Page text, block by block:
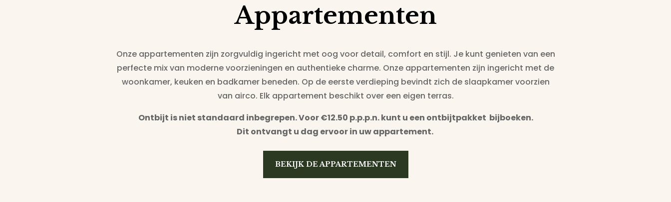
Appartementen
Onze appartementen zijn zorgvuldig ingericht met oog voor detail, comfort en stijl. Je kunt genieten van een
perfecte mix van moderne voorzieningen en authentieke charme. Onze appartementen zijn ingericht met de
woonkamer, keuken en badkamer beneden. Op de eerste verdieping bevindt zich de slaapkamer voorzien
van airco. Elk appartement beschikt over een eigen terras.
Ontbijt is niet standaard inbegrepen. Voor €12.50 p.p.p.n. kunt u een ontbijtpakket bijboeken.
Dit ontvangt u dag ervoor in uw appartement.
BEKIJK DE APPARTEMENTEN